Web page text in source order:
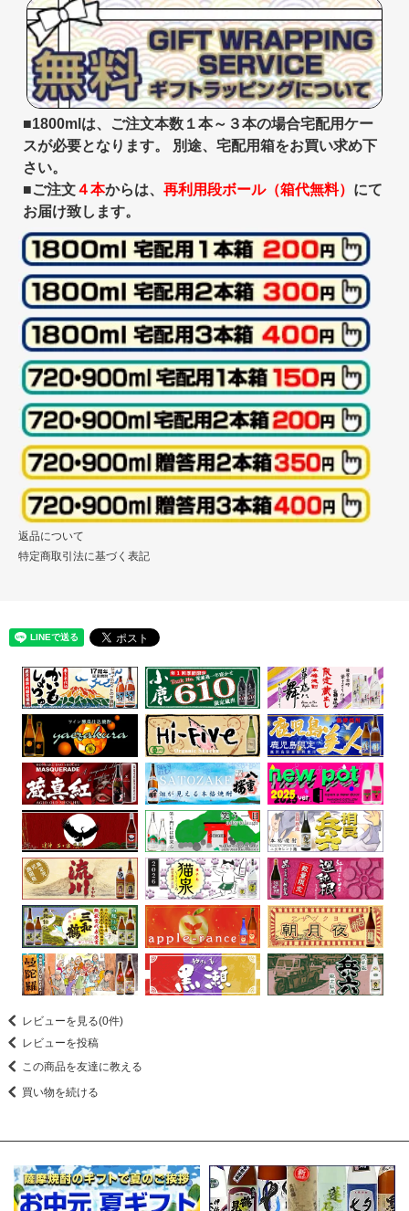
■1800mlは、ご注文本数１本～３本の場合宅配用ケー
スが必要となります。 別途、宅配用箱をお買い求め下
さい。
■ご注文４本からは、 再利用段ボール（箱代無料） にて
お届け致します。
返品について
特定商取引法に基づく表記
レビューを見る(0件)
レビューを投稿
この商品を友達に教える
買い物を続ける